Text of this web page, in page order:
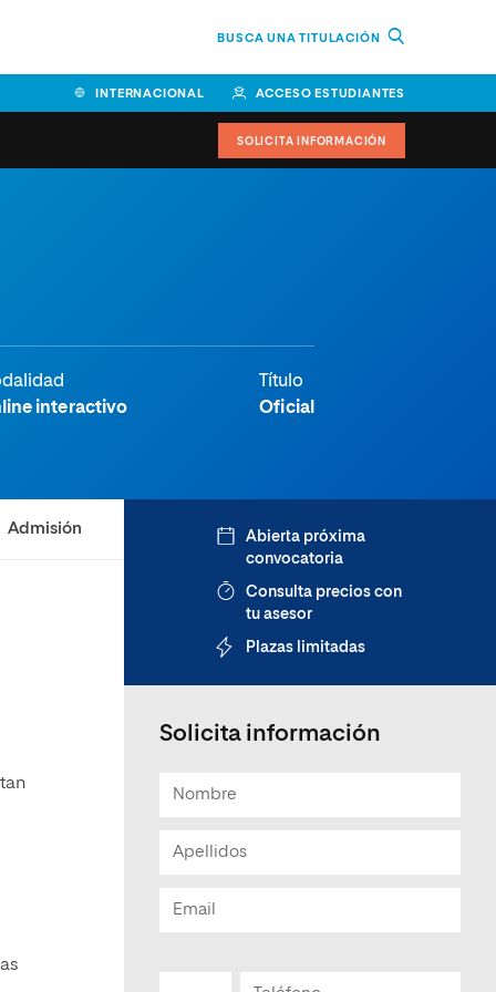
BUSCA UNA TITULACIÓN
INTERNACIONAL ACCESO ESTUDIANTES
SOLICITA INFORMACIÓN
interactivo
Título
Oficial
Admisión
Abierta próxima
convocatoria
Consulta precios con
tu asesor
Plazas limitadas
Solicita información